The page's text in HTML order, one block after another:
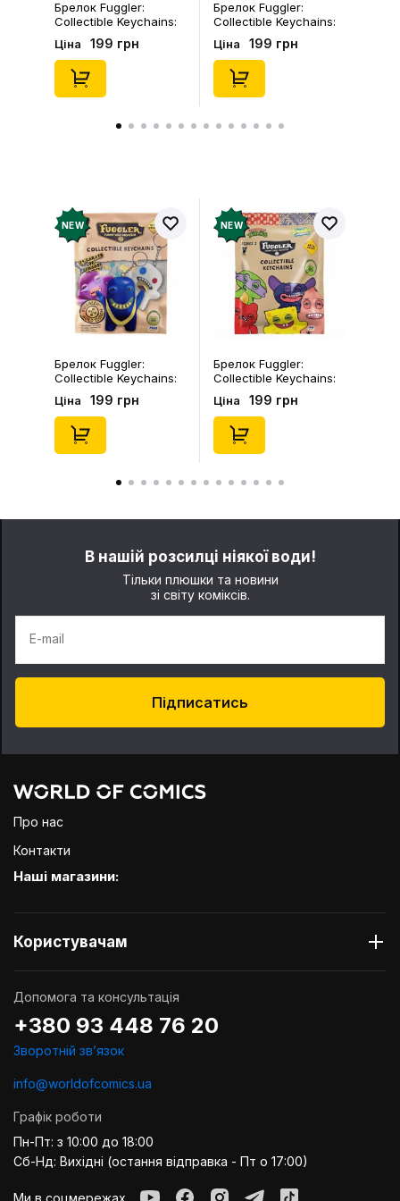
Брелок Fuggler:
Collectible Keychains:
Gold Edition: Series 3
(Blind Box: 1 з 24),
(11550)
Ціна 199 грн
Брелок Fuggler:
Collectible Keychains:
Series 2 (Blind Box: 1 з
46), (15475)
Ціна 199 грн
NEW
Брелок Fuggler:
Collectible Keychains:
Gold Edition: Series 3
(Blind Box: 1 з 24),
(11550)
Ціна 199 грн
NEW
Брелок Fuggler:
Collectible Keychains:
Series 2 (Blind Box: 1 з
46), (15475)
Ціна 199 грн
В нашій розсилці ніякої води!
Тільки плюшки та новини
зі світу коміксів.
E-mail
Підписатись
Про нас
Контакти
Наші магазини:
Користувачам
Допомога та консультація
+380 93 448 76 20
Зворотній звʼязок
info@worldofcomics.ua
Графік роботи
Пн-Пт: з 10:00 до 18:00
Сб-Нд: Вихідні (остання відправка - Пт о 17:00)
Ми в соцмережах